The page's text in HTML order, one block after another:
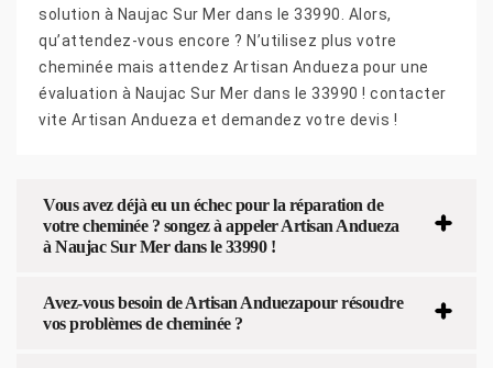
solution à Naujac Sur Mer dans le 33990. Alors,
qu’attendez-vous encore ? N’utilisez plus votre
cheminée mais attendez Artisan Andueza pour une
évaluation à Naujac Sur Mer dans le 33990 ! contacter
vite Artisan Andueza et demandez votre devis !
Vous avez déjà eu un échec pour la réparation de
votre cheminée ? songez à appeler Artisan Andueza
à Naujac Sur Mer dans le 33990 !
Avez-vous besoin de Artisan Anduezapour résoudre
vos problèmes de cheminée ?